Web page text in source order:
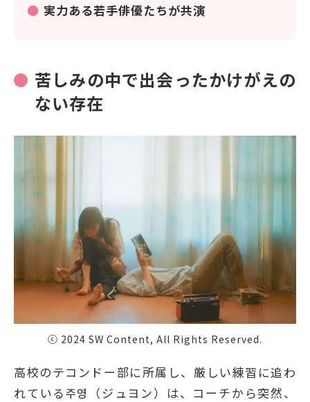
実力ある若手俳優たちが共演
苦しみの中で出会ったかけがえの
ない存在
ⓒ 2024 SW Content, All Rights Reserved.
高校のテコンドー部に所属し、厳しい練習に追わ
れている주영（ジュヨン）は、コーチから突然、